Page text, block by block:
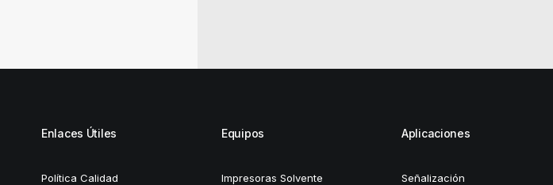
Enlaces Útiles
Política Calidad
Equipos
Impresoras Solvente
Aplicaciones
Señalización